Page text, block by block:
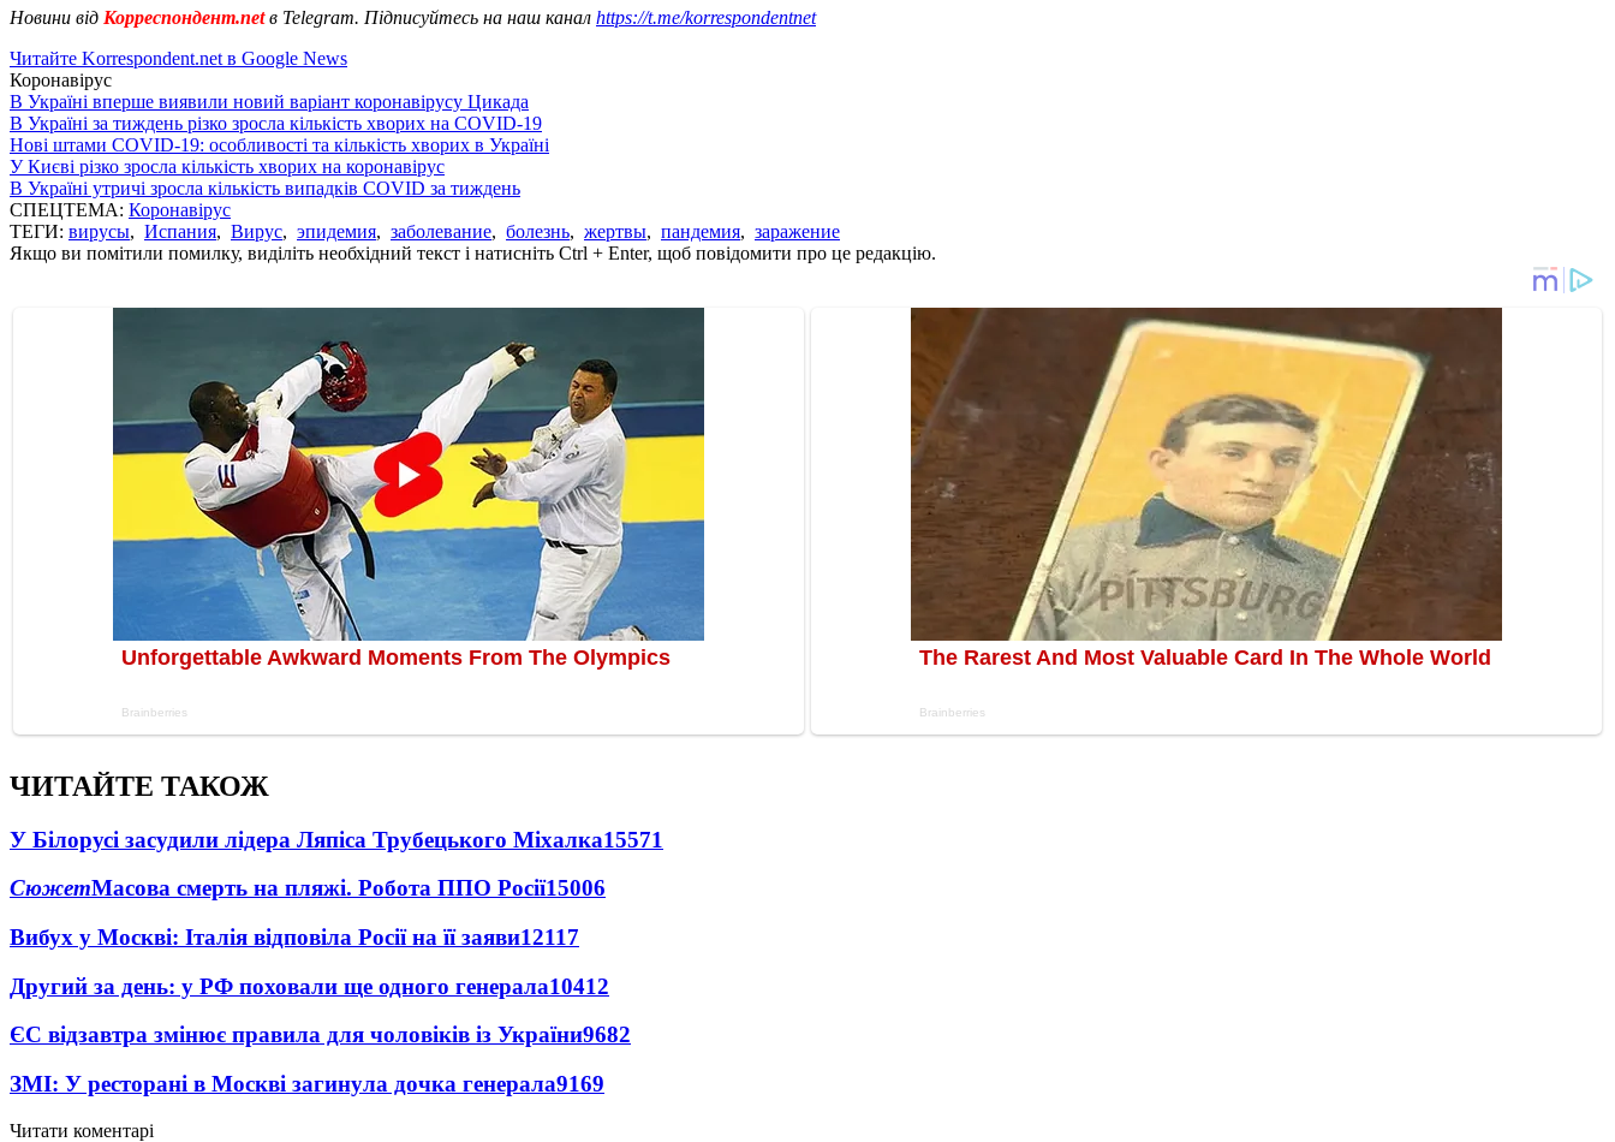
Новини від Корреспондент.netв Telegram. Підписуйтесь на наш канал https://t.me/korrespondentnet
Читайте Korrespondent.net в Google News
Коронавірус
В Україні вперше виявили новий варіант коронавірусу Цикада
В Україні за тиждень різко зросла кількість хворих на COVID-19
Нові штами COVID-19: особливості та кількість хворих в Україні
У Києві різко зросла кількість хворих на коронавірус
В Україні утричі зросла кількість випадків COVID за тиждень
СПЕЦТЕМА: Коронавірус
ТЕГИ: вирусы, Испания, Вирус, эпидемия, заболевание, болезнь, жертвы, пандемия, заражение
Якщо ви помітили помилку, виділіть необхідний текст і натисніть Ctrl + Enter, щоб повідомити про це редакцію.
ЧИТАЙТЕ ТАКОЖ
У Білорусі засудили лідера Ляпіса Трубецького Міхалка15571
СюжетМасова смерть на пляжі. Робота ППО Росії15006
Вибух у Москві: Італія відповіла Росії на її заяви12117
Другий за день: у РФ поховали ще одного генерала10412
ЄС відзавтра змінює правила для чоловіків із України9682
ЗМІ: У ресторані в Москві загинула дочка генерала9169
Читати коментарі